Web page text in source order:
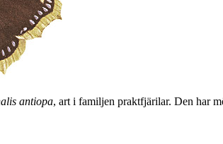
antiopa, art i familjen praktfjärilar. Den har